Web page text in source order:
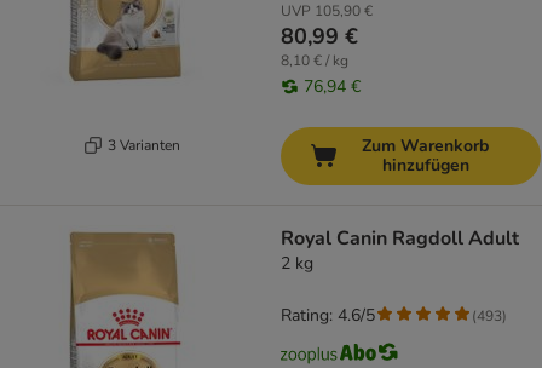
3 Varianten
UVP 105,90 €
80,99 €
8,10 € / kg
76,94 €
Zum Warenkorb
hinzufügen
Royal Canin Ragdoll Adult
2 kg
Rating: 4.6/5 (493)